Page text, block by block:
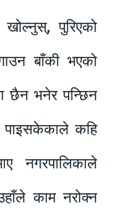
पुरिएको
बाँकी भएको
छैन भनेर पन्छिन
कहि
काम नरोक्न